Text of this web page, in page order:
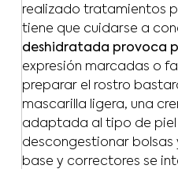
realizado tratamientos
tiene que cuidarse a
deshidratada provoca
expresión marcadas o
preparar el rostro
mascarilla ligera, una
adaptada al tipo de piel
descongestionar bolsas
base y correctores se